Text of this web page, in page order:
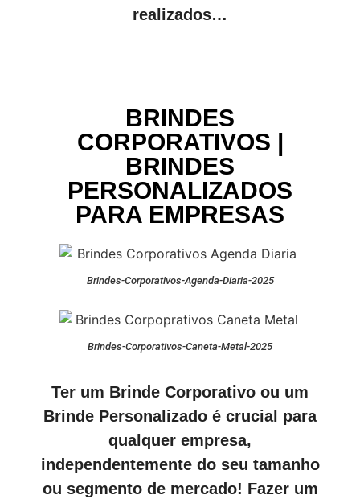
realizados…
BRINDES
CORPORATIVOS |
BRINDES
PERSONALIZADOS
PARA EMPRESAS
Brindes-Corporativos-Agenda-Diaria-2025
Brindes-Corporativos-Caneta-Metal-2025
Ter um Brinde Corporativo ou um
Brinde Personalizado é crucial para
qualquer empresa,
independentemente do seu tamanho
ou segmento de mercado! Fazer um